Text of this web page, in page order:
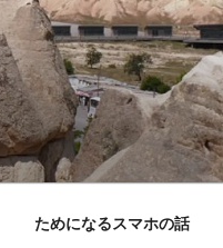
ためになるスマホの話